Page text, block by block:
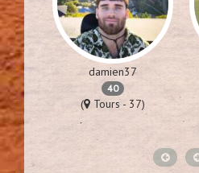
damien37
40
( Tours - 37)